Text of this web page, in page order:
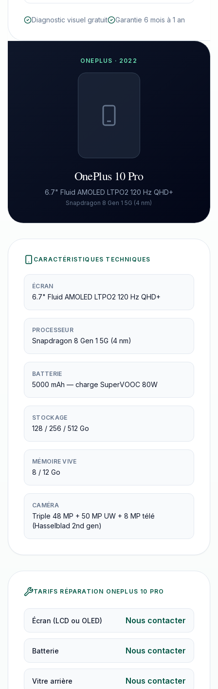
Diagnostic visuel gratuit Garantie 6 mois à 1 an
ONEPLUS · 2022
OnePlus 10 Pro
6.7" Fluid AMOLED LTPO2 120 Hz QHD+
Snapdragon 8 Gen 1 5G (4 nm)
CARACTÉRISTIQUES TECHNIQUES
ÉCRAN
6.7" Fluid AMOLED LTPO2 120 Hz QHD+
PROCESSEUR
Snapdragon 8 Gen 1 5G (4 nm)
BATTERIE
5000 mAh — charge SuperVOOC 80W
STOCKAGE
128 / 256 / 512 Go
MÉMOIRE VIVE
8 / 12 Go
CAMÉRA
Triple 48 MP + 50 MP UW + 8 MP télé
(Hasselblad 2nd gen)
TARIFS RÉPARATION ONEPLUS 10 PRO
Écran (LCD ou OLED) Nous contacter
Batterie Nous contacter
Vitre arrière Nous contacter